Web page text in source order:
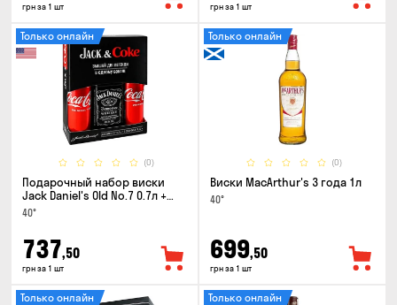
грн за 1 шт грн за 1 шт
(0)
Только онлайн
Подарочный набор виски
Jack Daniel's Old No.7 0.7л +
Coca-Cola 0.33л x 2шт
40°
737,50
грн за 1 шт
(0)
Только онлайн
Виски MacArthur's 3 года 1л
40°
699,50
грн за 1 шт
Только онлайн Только онлайн